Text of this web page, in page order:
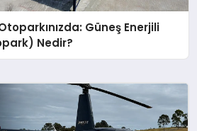
Güneş Enerjili
Nedir?